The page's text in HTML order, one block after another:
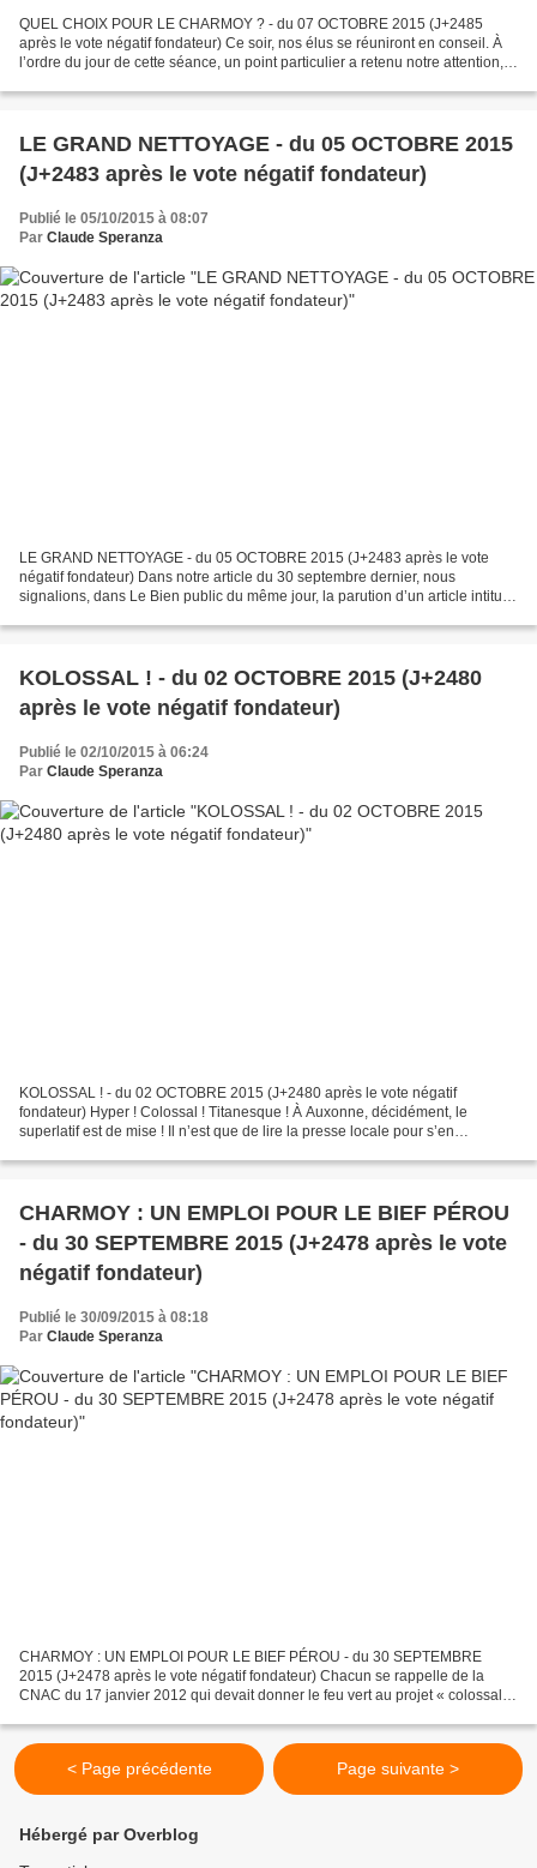
QUEL CHOIX POUR LE CHARMOY ? - du 07 OCTOBRE 2015 (J+2485
après le vote négatif fondateur) Ce soir, nos élus se réuniront en conseil. À
l’ordre du jour de cette séance, un point particulier a retenu notre attention,
LE GRAND NETTOYAGE - du 05 OCTOBRE 2015
(J+2483 après le vote négatif fondateur)
Publié le 05/10/2015 à 08:07
Par Claude Speranza
LE GRAND NETTOYAGE - du 05 OCTOBRE 2015 (J+2483 après le vote
négatif fondateur) Dans notre article du 30 septembre dernier, nous
signalions, dans Le Bien public du même jour, la parution d’un article intitulé
KOLOSSAL ! - du 02 OCTOBRE 2015 (J+2480
après le vote négatif fondateur)
Publié le 02/10/2015 à 06:24
Par Claude Speranza
KOLOSSAL ! - du 02 OCTOBRE 2015 (J+2480 après le vote négatif
fondateur) Hyper ! Colossal ! Titanesque ! À Auxonne, décidément, le
superlatif est de mise ! Il n’est que de lire la presse locale pour s’en
CHARMOY : UN EMPLOI POUR LE BIEF PÉROU
- du 30 SEPTEMBRE 2015 (J+2478 après le vote
négatif fondateur)
Publié le 30/09/2015 à 08:18
Par Claude Speranza
CHARMOY : UN EMPLOI POUR LE BIEF PÉROU - du 30 SEPTEMBRE
2015 (J+2478 après le vote négatif fondateur) Chacun se rappelle de la
CNAC du 17 janvier 2012 qui devait donner le feu vert au projet « colossal »
< Page précédente Page suivante >
Hébergé par Overblog